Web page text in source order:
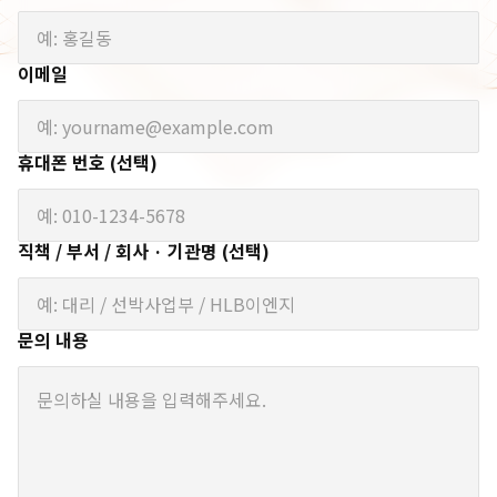
이메일
휴대폰 번호 (선택)
직책 / 부서 / 회사 · 기관명 (선택)
문의 내용